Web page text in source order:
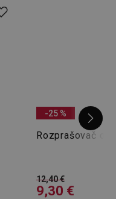
-25 %
Rozprašovač
12,40 €
9,30 €